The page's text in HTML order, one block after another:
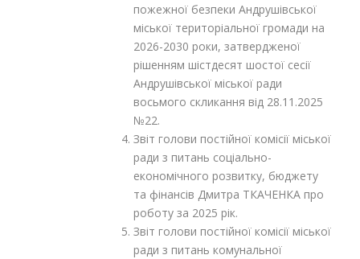
пожежної безпеки Андрушівської
міської територіальної громади на
2026-2030 роки, затвердженої
рішенням шістдесят шостої сесії
Андрушівської міської ради
восьмого скликання від 28.11.2025
№22.
Звіт голови постійної комісії міської
ради з питань соціально-
економічного розвитку, бюджету
та фінансів Дмитра ТКАЧЕНКА про
роботу за 2025 рік.
Звіт голови постійної комісії міської
ради з питань комунальної